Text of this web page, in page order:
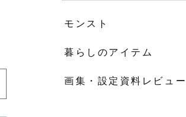
モンスト
暮らしのアイテム
画集・設定資料レビュー